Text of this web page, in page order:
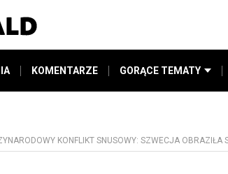
KOMENTARZE GORĄCE TEMATY
KONFLIKT SNUSOWY: SZWECJA